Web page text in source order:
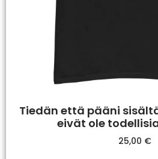
Tiedän että pääni
eivät ole
25,00 €